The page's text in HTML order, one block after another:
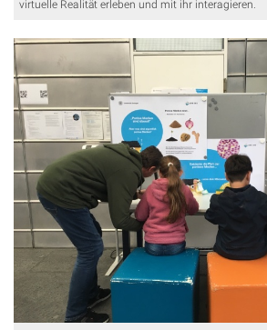
virtuelle Realität erleben und mit ihr interagieren.